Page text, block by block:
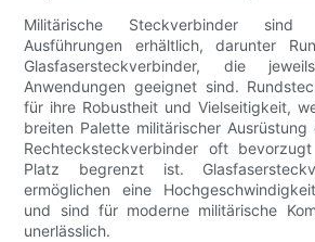
Militärische Steckverbinder sind
Ausführungen erhältlich, darunter
Glasfasersteckverbinder, die
Anwendungen geeignet sind.
für ihre Robustheit und Vielseitigkeit,
breiten Palette militärischer
Rechtecksteckverbinder oft
Platz begrenzt ist.
ermöglichen eine
und sind für moderne militärische
unerlässlich.